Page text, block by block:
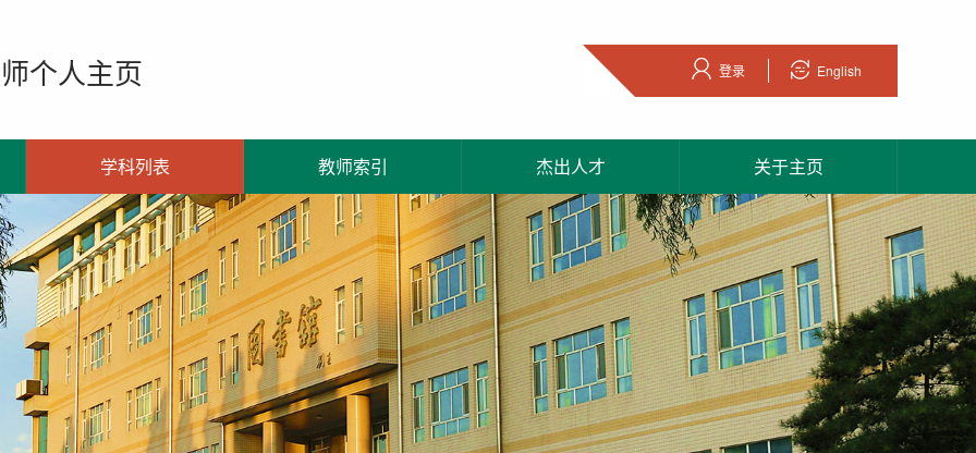
个人主页 登录 English
学科列表 教师索引 杰出人才 关于主页